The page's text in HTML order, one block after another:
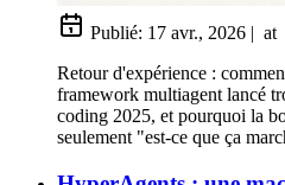
Publié: 17 avr., 2026 | at
Retour d'expérience :
framework multiagent lancé
coding 2025, et pourquoi la
seulement "est-ce que ça